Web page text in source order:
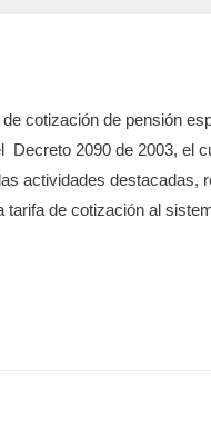
cotización de pensión
Decreto 2090 de 2003, el
actividades destacadas,
tarifa de cotización al